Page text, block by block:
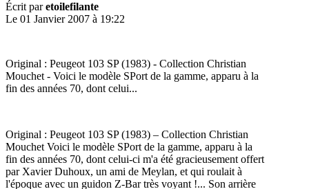
Écrit paretoilefilante
Le 01 Janvier 2007 à 19:22
Original : Peugeot 103 SP (1983) - Collection Christian
Mouchet - Voici le modèle SPort de la gamme, apparu à la
fin des années 70, dont celui...
Original : Peugeot 103 SP (1983) – Collection Christian
Mouchet Voici le modèle SPort de la gamme, apparu à la
fin des années 70, dont celui-ci m'a été gracieusement offert
par Xavier Duhoux, un ami de Meylan, et qui roulait à
l'époque avec un guidon Z-Bar très voyant !... Son arrière